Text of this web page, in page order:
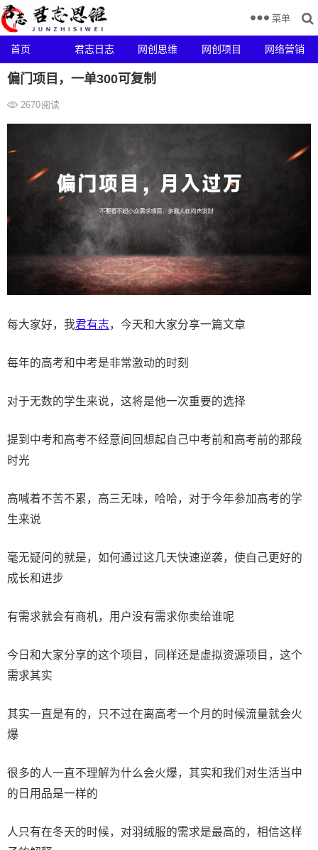
首页 君志日志 网创思维 网创项目 网络营销
菜单
偏门项目，一单300可复制
2670阅读
每大家好，我君有志，今天和大家分享一篇文章
每年的高考和中考是非常激动的时刻
对于无数的学生来说，这将是他一次重要的选择
提到中考和高考不经意间回想起自己中考前和高考前的那段
时光
高喊着不苦不累，高三无味，哈哈，对于今年参加高考的学
生来说
毫无疑问的就是，如何通过这几天快速逆袭，使自己更好的
成长和进步
有需求就会有商机，用户没有需求你卖给谁呢​
今日和大家分享的这个项目，同样还是虚拟资源项目，这个
需求其实
其实一直是有的，只不过在离高考一个月的时候流量就会火
爆
很多的人一直不理解为什么会火爆，其实和我们对生活当中
的日用品是一样的
人只有在冬天的时候，对羽绒服的需求是最高的，相信这样